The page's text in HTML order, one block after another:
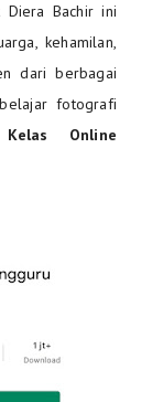
Diera Bachir ini
kehamilan,
dari berbagai
fotografi
Kelas Online